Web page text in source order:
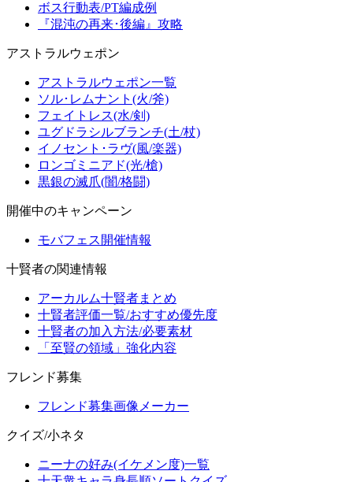
ボス行動表/PT編成例
『混沌の再来･後編』攻略
アストラルウェポン
アストラルウェポン一覧
ソル･レムナント(火/斧)
フェイトレス(水/剣)
ユグドラシルブランチ(土/杖)
イノセント･ラヴ(風/楽器)
ロンゴミニアド(光/槍)
黒銀の滅爪(闇/格闘)
開催中のキャンペーン
モバフェス開催情報
十賢者の関連情報
アーカルム十賢者まとめ
十賢者評価一覧/おすすめ優先度
十賢者の加入方法/必要素材
「至賢の領域」強化内容
フレンド募集
フレンド募集画像メーカー
クイズ/小ネタ
ニーナの好み(イケメン度)一覧